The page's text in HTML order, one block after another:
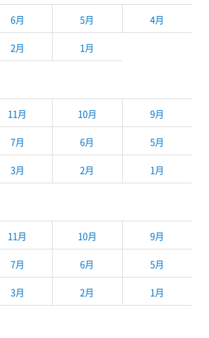
6月 5月 4月
2月 1月
11月 10月 9月
7月 6月 5月
3月 2月 1月
11月 10月 9月
7月 6月 5月
3月 2月 1月